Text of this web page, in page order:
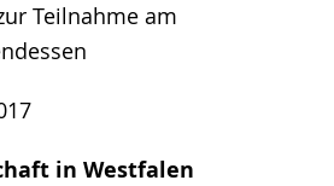
Teilnahme am
in Westfalen